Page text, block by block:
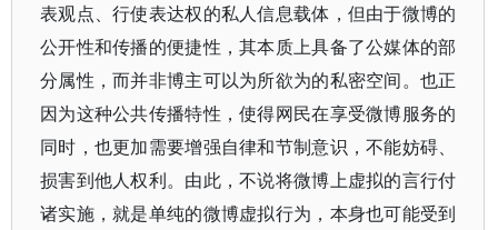
表观点、行使表达权的私人信息载体，但由于微博的
公开性和传播的便捷性，其本质上具备了公媒体的部
分属性，而并非博主可以为所欲为的私密空间。也正
因为这种公共传播特性，使得网民在享受微博服务的
同时，也更加需要增强自律和节制意识，不能妨碍、
损害到他人权利。由此，不说将微博上虚拟的言行付
诸实施，就是单纯的微博虚拟行为，本身也可能受到